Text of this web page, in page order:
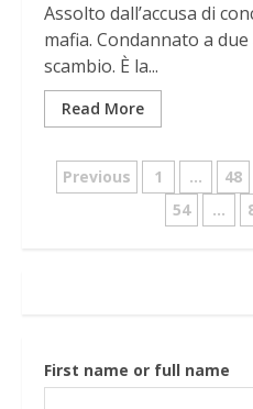
Assolto dall’accusa di
mafia. Condannato a
scambio. È la...
Read More
Navigazione
Previous 1 … 48
54
…
First name or full name